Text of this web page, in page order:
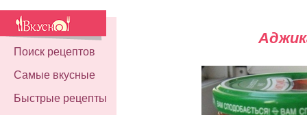
Поиск рецептов
Самые вкусные
Быстрые рецепты